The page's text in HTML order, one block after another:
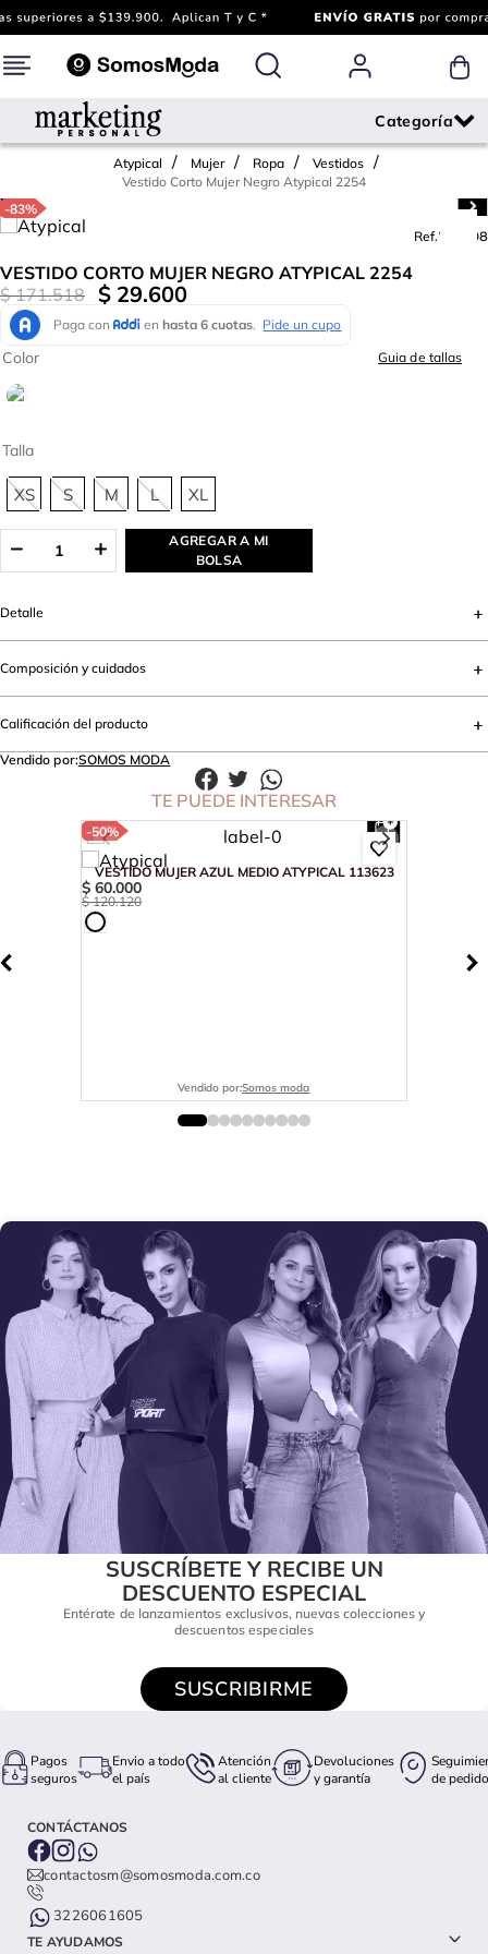
Atypical Mujer Ropa
Vestidos
Vestido Corto Mujer Negro Atypical 2254
-83%
Ref.727608
VESTIDO CORTO MUJER NEGRO ATYPICAL 2254
$ 171.518 $ 29.600
Talla
XS S M L XL
Color Guia de tallas
AGREGAR A MI
BOLSA
Detalle
Composición y cuidados
Calificación del producto
Vendido por:SOMOS MODA
TE PUEDE INTERESAR
-50%
VESTIDO MUJER AZUL MEDIO ATYPICAL 113623
$ 60.000
$ 120.120
Vendido por:Somos moda
SUSCRÍBETE Y RECIBE UN
DESCUENTO ESPECIAL
Entérate de lanzamientos exclusivos, nuevas colecciones y
descuentos especiales
SUSCRIBIRME
Pagos
seguros
Envio a todo
el país
Atención
al cliente
Devoluciones
y garantía
de pedido
CONTÁCTANOS
contactosm@somosmoda.com.co
3226061605
TE AYUDAMOS